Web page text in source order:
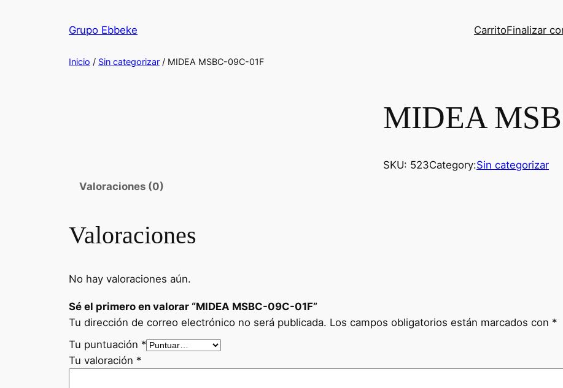
Grupo Ebbeke CarritoFinalizar
Inicio / Sin categorizar / MIDEA MSBC-09C-01F
MIDEA
SKU: 523Category:Sin categorizar
Valoraciones (0)
Valoraciones
No hay valoraciones aún.
Sé el primero en valorar “MIDEA MSBC-09C-01F”
Tu dirección de correo electrónico no será publicada. Los campos obligatorios están marcados con *
Tu puntuación *
Tu valoración *